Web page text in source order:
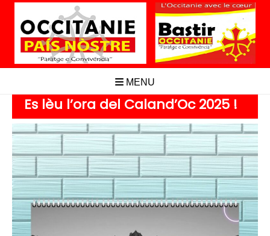
Aller
contenu
MENU
Es lèu l’ora del Caland’Oc 2025 !